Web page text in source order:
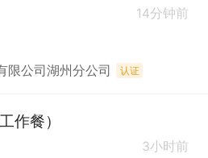
14分钟前
限公司湖州分公司 认证
作餐）
3小时前